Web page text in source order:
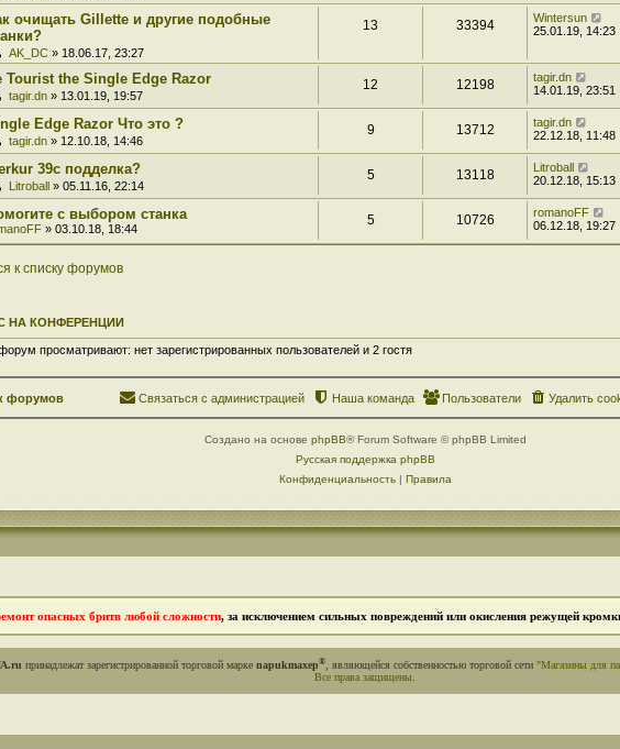
очищать Gillette и другие подобные
AK_DC » 18.06.17, 23:27
13 33394
Wintersun
25.01.19, 14:23
Tourist the Single Edge Razor
tagir.dn » 13.01.19, 19:57
12 12198
tagir.dn
14.01.19, 23:51
Edge Razor Что это ?
tagir.dn » 12.10.18, 14:46
9 13712
tagir.dn
22.12.18, 11:48
39c подделка?
Litroball » 05.11.16, 22:14
5 13118
Litroball
20.12.18, 15:13
с выбором станка
» 03.10.18, 18:44
5 10726
romanoFF
06.12.18, 19:27
к списку форумов
НА КОНФЕРЕНЦИИ
просматривают: нет зарегистрированных пользователей и 2 гостя
форумов Удалить
Пользователи
Наша команда
Связаться с администрацией
Создано на основе phpBB® Forum Software © phpBB Limited
Русская поддержка phpBB
Конфиденциальность| Правила
опасных бритв любой сложности, за исключением сильных повреждений или окисления режущей
принадлежат зарегистрированной торговой марке napukmaxep® , являющейся собственностью торговой сети "Магазины для
Все права защищены